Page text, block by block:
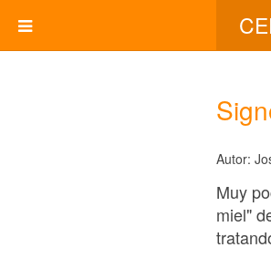
Autor:
Muy
miel"